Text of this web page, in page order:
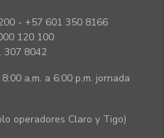
- +57 601 350 8166
120 100
307 8042
a.m. a 6:00 p.m. jornada
operadores Claro y Tigo)